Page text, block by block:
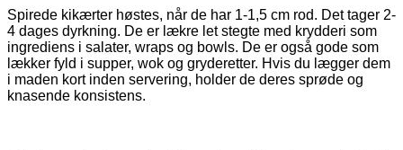
Spirede kikærter høstes, når de har 1-1,5 cm rod. Det tager 2-
4 dages dyrkning. De er lækre let stegte med krydderi som
ingrediens i salater, wraps og bowls. De er også gode som
lækker fyld i supper, wok og gryderetter. Hvis du lægger dem
i maden kort inden servering, holder de deres sprøde og
knasende konsistens.